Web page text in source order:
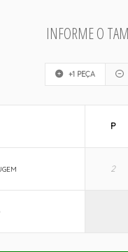
INFORME O
+1 PEÇA
P